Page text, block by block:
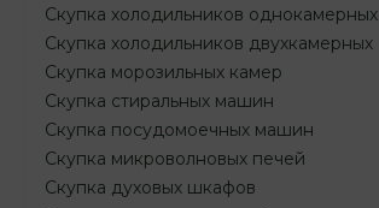
Скупка холодильников однокамерных
Скупка холодильников двухкамерных
Скупка морозильных камер
Скупка стиральных машин
Скупка посудомоечных машин
Скупка микроволновых печей
Скупка духовых шкафов